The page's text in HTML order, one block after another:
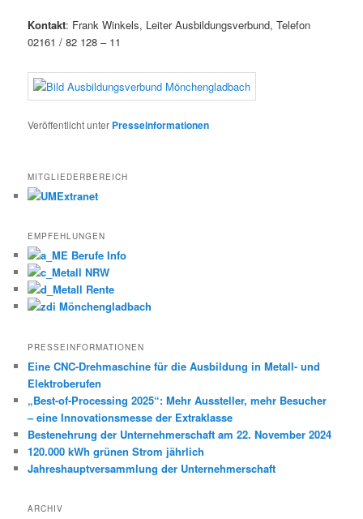
Kontakt: Frank Winkels, Leiter Ausbildungsverbund, Telefon
02161 / 82 128 – 11
Veröffentlicht unter Presseinformationen
MITGLIEDERBEREICH
EMPFEHLUNGEN
PRESSEINFORMATIONEN
Eine CNC-Drehmaschine für die Ausbildung in Metall- und
Elektroberufen
„Best-of-Processing 2025“: Mehr Aussteller, mehr Besucher
– eine Innovationsmesse der Extraklasse
Bestenehrung der Unternehmerschaft am 22. November 2024
120.000 kWh grünen Strom jährlich
Jahreshauptversammlung der Unternehmerschaft
ARCHIV